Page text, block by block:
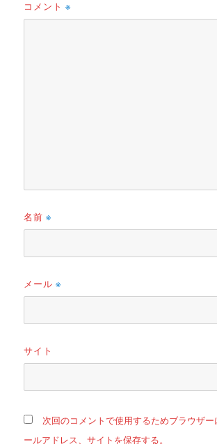
コメント※
名前※
メール※
サイト
次回のコメントで使用するためブラウザー
ールアドレス、サイトを保存する。